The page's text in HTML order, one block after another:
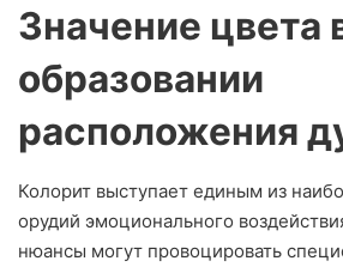
Значение цвета
образовании
расположения
Колорит выступает единым из
орудий эмоционального
нюансы могут провоцировать